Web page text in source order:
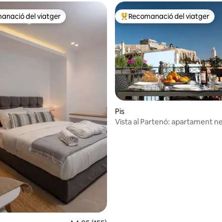
d'un total de 5; 210 avaluacions
recomanacions dels viatgers
del viatger Principals recomanacions dels
Recomanació del viatger
Pis
Vista al Partenó: apartament